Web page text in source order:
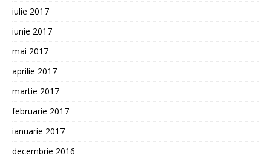
iulie 2017
iunie 2017
mai 2017
aprilie 2017
martie 2017
februarie 2017
ianuarie 2017
decembrie 2016